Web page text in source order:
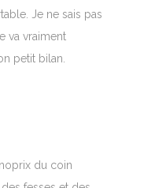
Je ne sais pas
va vraiment
petit bilan.
du coin